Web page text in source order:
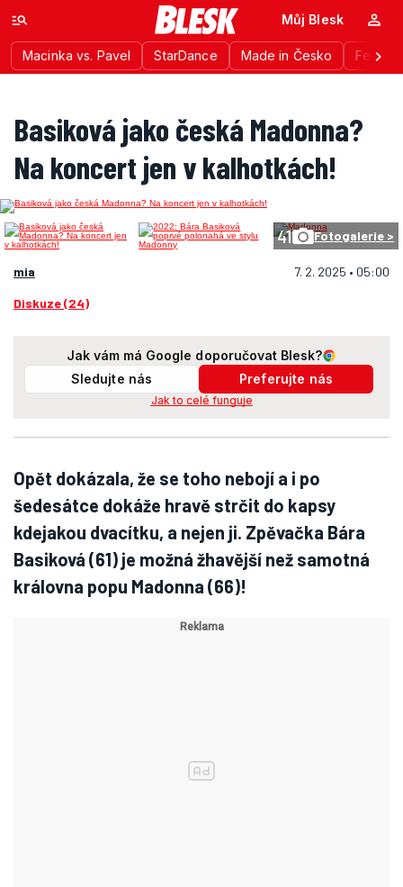
Macinka vs. Pavel StarDance Made in Česko
Můj Blesk
Basiková jako česká Madonna?
Na koncert jen v kalhotkách!
41 Fotogalerie >
mia 7. 2. 2025 • 05:00
Diskuze (24)
Jak vám má Google doporučovat Blesk?
Sledujte nás
Preferujte nás
Jak to celé funguje
Opět dokázala, že se toho nebojí a i po
šedesátce dokáže hravě strčit do kapsy
kdejakou dvacítku, a nejen ji. Zpěvačka Bára
Basiková (61) je možná žhavější než samotná
královna popu Madonna (66)!